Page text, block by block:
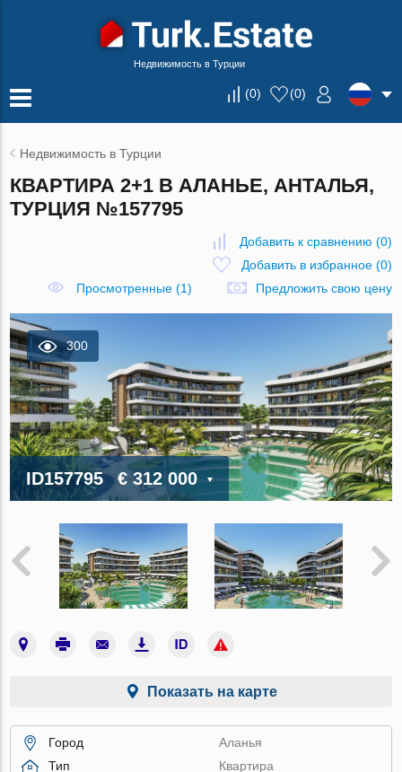
Недвижимость в Турции
(0) (0)
Недвижимость в Турции
КВАРТИРА 2+1 В АЛАНЬЕ, АНТАЛЬЯ,
ТУРЦИЯ №157795
Добавить к сравнению (0)
Добавить в избранное(0)
Просмотренные (1)
Предложить свою цену
300
ID157795 € 312 000
Показать на карте
Город
Аланья
Тип
Квартира